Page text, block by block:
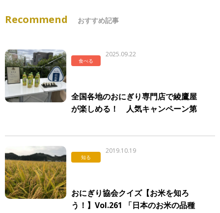
Recommend おすすめ記事
食べる
2025.09.22
全国各地のおにぎり専門店で綾鷹屋
が楽しめる！ 人気キャンペーン第
知る
2019.10.19
おにぎり協会クイズ【お米を知ろ
う！】Vol.261 「日本のお米の品種